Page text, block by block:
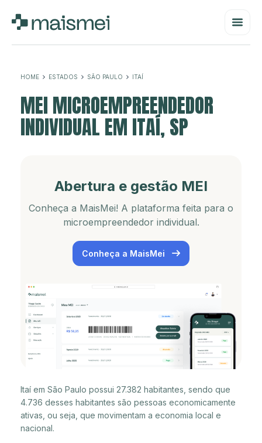
HOME ESTADOS SÃO PAULO ITAÍ
MEI MICROEMPREENDEDOR
INDIVIDUAL EM ITAÍ, SP
Abertura e gestão MEI
Conheça a MaisMei! A plataforma feita para o
microempreendedor individual.
Conheça a MaisMei
Itaí em São Paulo possui 27.382 habitantes, sendo que
4.736 desses habitantes são pessoas economicamente
ativas, ou seja, que movimentam a economia local e
nacional.